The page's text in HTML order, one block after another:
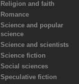
Religion and faith
Romance
Science and popular
science
Science and scientists
Science fiction
Social sciences
Speculative fiction